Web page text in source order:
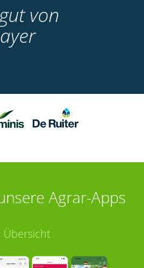
von
Agrar-Apps
Übersicht